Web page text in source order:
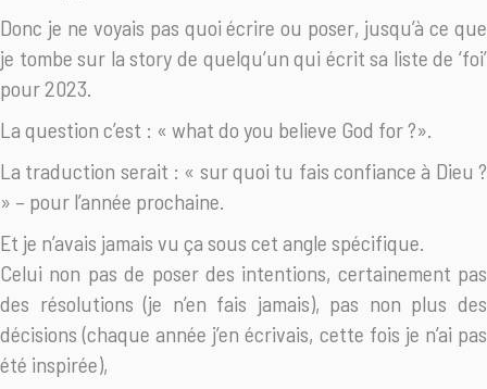
Donc je ne voyais pas quoi écrire ou poser, jusqu’à ce que
je tombe sur la story de quelqu’un qui écrit sa liste de ‘foi’
pour 2023.
La question c’est : « what do you believe God for ?».
La traduction serait : « sur quoi tu fais confiance à Dieu ?
» – pour l’année prochaine.
Et je n’avais jamais vu ça sous cet angle spécifique.
Celui non pas de poser des intentions, certainement pas
des résolutions (je n’en fais jamais), pas non plus des
décisions (chaque année j’en écrivais, cette fois je n’ai pas
été inspirée),